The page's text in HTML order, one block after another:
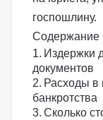
госпошлину.
Содержание
Издержки
документов
Расходы в
банкротства
Сколько